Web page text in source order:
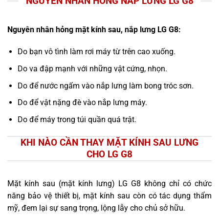
Nguyên nhân hỏng mặt kính sau, nắp lưng LG G8:
Do bạn vô tình làm rơi máy từ trên cao xuống.
Do va đập mạnh với những vật cứng, nhọn.
Do để nước ngấm vào nắp lưng làm bong tróc sơn.
Do để vật nặng đè vào nắp lưng máy.
Do để máy trong túi quần quá trật.
KHI NÀO CẦN THAY MẶT KÍNH SAU LƯNG
CHO LG G8
Mặt kính sau (mặt kính lưng) LG G8 không chỉ có chức
năng bảo vệ thiết bị, mặt kính sau còn có tác dụng thẩm
mỹ, đem lại sự sang trọng, lộng lẫy cho chủ sở hữu.